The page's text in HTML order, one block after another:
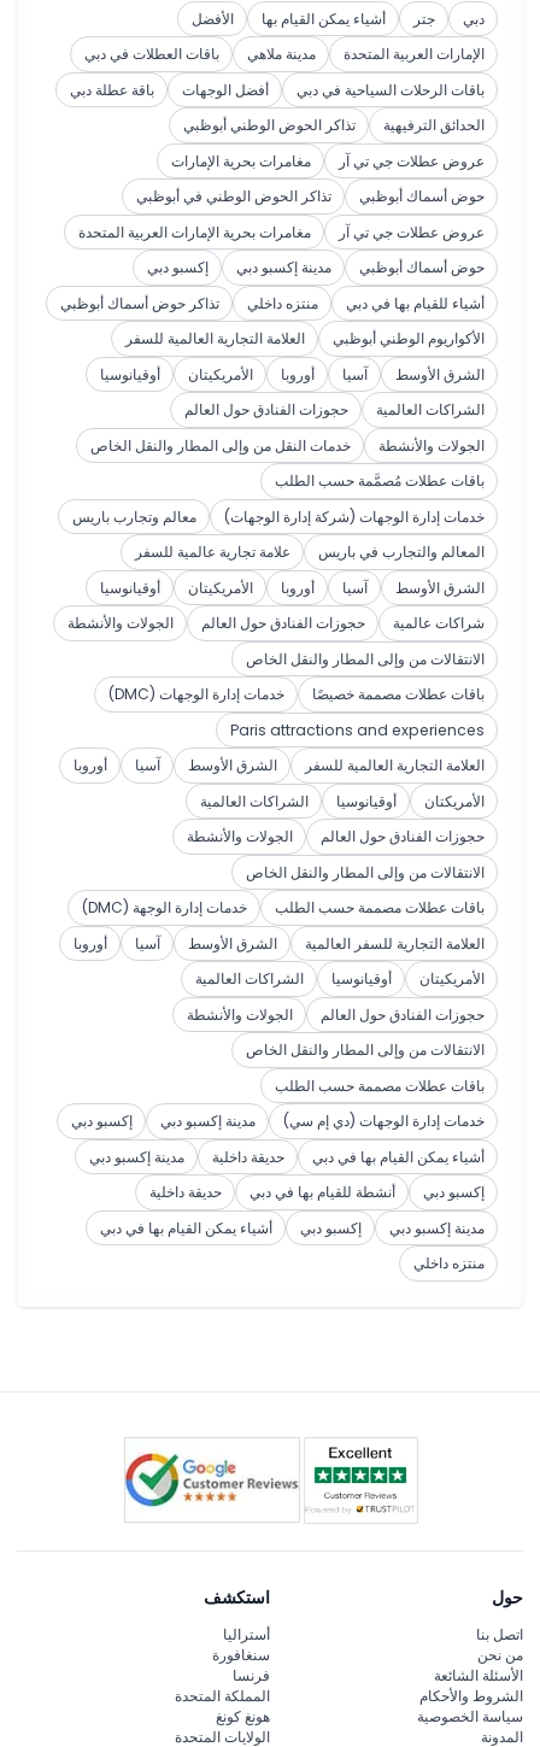
دبي جتر أشياء يمكن القيام بها
الأفضل
الإمارات العربية المتحدة
مدينة ملاهي
باقات العطلات في دبي
باقات الرحلات السياحية في دبي
أفضل الوجهات
باقة عطلة دبي
الحدائق الترفيهية
تذاكر الحوض الوطني أبوظبي
عروض عطلات جي تي آر
مغامرات بحرية الإمارات
حوض أسماك أبوظبي
تذاكر الحوض الوطني في أبوظبي
عروض عطلات جي تي آر
مغامرات بحرية الإمارات العربية المتحدة
حوض أسماك أبوظبي
مدينة إكسبو دبي
إكسبو دبي
أشياء للقيام بها في دبي
منتزه داخلي
تذاكر حوض أسماك أبوظبي
الأكواريوم الوطني أبوظبي
العلامة التجارية العالمية للسفر
الشرق الأوسط
آسيا أوروبا الأمريكيتان
أوقيانوسيا
الشراكات العالمية
حجوزات الفنادق حول العالم
الجولات والأنشطة
خدمات النقل من وإلى المطار والنقل الخاص
باقات عطلات مُصمَّمة حسب الطلب
خدمات إدارة الوجهات (شركة إدارة الوجهات)
معالم وتجارب باريس
المعالم والتجارب في باريس
علامة تجارية عالمية للسفر
الشرق الأوسط
آسيا أوروبا الأمريكيتان
أوقيانوسيا
شراكات عالمية
حجوزات الفنادق حول العالم
الجولات والأنشطة
الانتقالات من وإلى المطار والنقل الخاص
باقات عطلات مصممة خصيصًا
خدمات إدارة الوجهات (DMC)
Paris attractions and experiences
العلامة التجارية العالمية للسفر
الشرق الأوسط آسيا
أوروبا
الأمريكتان
أوقيانوسيا
الشراكات العالمية
حجوزات الفنادق حول العالم
الجولات والأنشطة
الانتقالات من وإلى المطار والنقل الخاص
باقات عطلات مصممة حسب الطلب
خدمات إدارة الوجهة (DMC)
العلامة التجارية للسفر العالمية
الشرق الأوسط آسيا
أوروبا
الأمريكيتان
أوقيانوسيا
الشراكات العالمية
حجوزات الفنادق حول العالم
الجولات والأنشطة
الانتقالات من وإلى المطار والنقل الخاص
باقات عطلات مصممة حسب الطلب
خدمات إدارة الوجهات (دي إم سي)
مدينة إكسبو دبي
إكسبو دبي
أشياء يمكن القيام بها في دبي
حديقة داخلية
مدينة إكسبو دبي
إكسبو دبي
أنشطة للقيام بها في دبي
حديقة داخلية
مدينة إكسبو دبي
إكسبو دبي
أشياء يمكن القيام بها في دبي
منتزه داخلي
حول
اتصل بنا
من نحن
الأسئلة الشائعة
الشروط والأحكام
سياسة الخصوصية
المدونة
استكشف
أستراليا
سنغافورة
فرنسا
المملكة المتحدة
هونغ كونغ
الولايات المتحدة